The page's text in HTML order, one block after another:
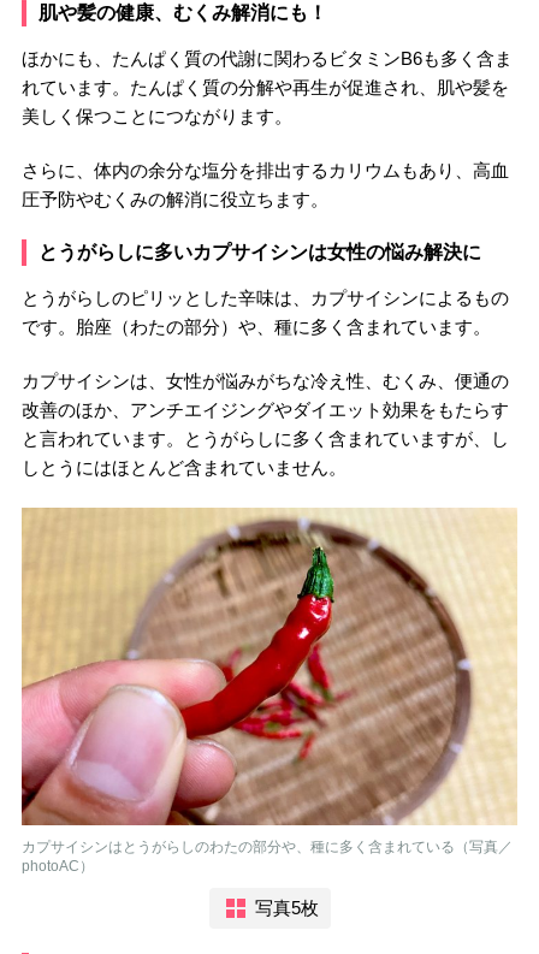
肌や髪の健康、むくみ解消にも！
ほかにも、たんぱく質の代謝に関わるビタミンB6も多く含ま
れています。たんぱく質の分解や再生が促進され、肌や髪を
美しく保つことにつながります。
さらに、体内の余分な塩分を排出するカリウムもあり、高血
圧予防やむくみの解消に役立ちます。
とうがらしに多いカプサイシンは女性の悩み解決に
とうがらしのピリッとした辛味は、カプサイシンによるもの
です。胎座（わたの部分）や、種に多く含まれています。
カプサイシンは、女性が悩みがちな冷え性、むくみ、便通の
改善のほか、アンチエイジングやダイエット効果をもたらす
と言われています。とうがらしに多く含まれていますが、し
しとうにはほとんど含まれていません。
カプサイシンはとうがらしのわたの部分や、種に多く含まれている（写真／
photoAC）
写真5枚